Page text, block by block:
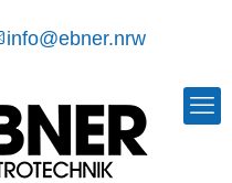
info@ebner.nrw